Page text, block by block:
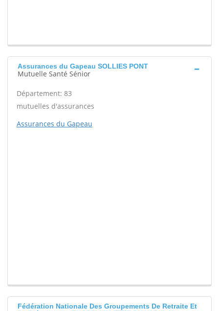
Assurances du Gapeau SOLLIES PONT
Mutuelle Santé Sénior
Département: 83
mutuelles d'assurances
Assurances du Gapeau
Fédération Nationale Des Groupements De Retraite Et